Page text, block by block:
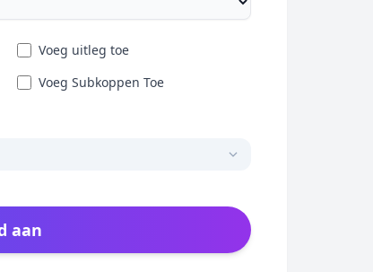
Voeg uitleg toe
Voeg Subkoppen Toe
aan